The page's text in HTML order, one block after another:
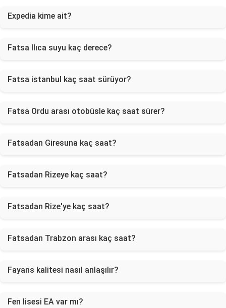
Expedia kime ait?
Fatsa Ilıca suyu kaç derece?
Fatsa istanbul kaç saat sürüyor?
Fatsa Ordu arası otobüsle kaç saat sürer?
Fatsadan Giresuna kaç saat?
Fatsadan Rizeye kaç saat?
Fatsadan Rize'ye kaç saat?
Fatsadan Trabzon arası kaç saat?
Fayans kalitesi nasıl anlaşılır?
Fen lisesi EA var mı?